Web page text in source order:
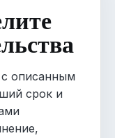
описанным
срок и